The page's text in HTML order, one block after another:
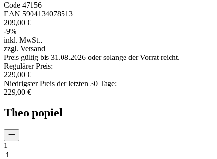
Code 47156
EAN 5904134078513
209,00 €
-9%
inkl. MwSt.,
zzgl. Versand
Preis gültig bis 31.08.2026 oder solange der Vorrat reicht.
Regulärer Preis:
229,00 €
Niedrigster Preis der letzten 30 Tage:
229,00 €
Theo popiel
1